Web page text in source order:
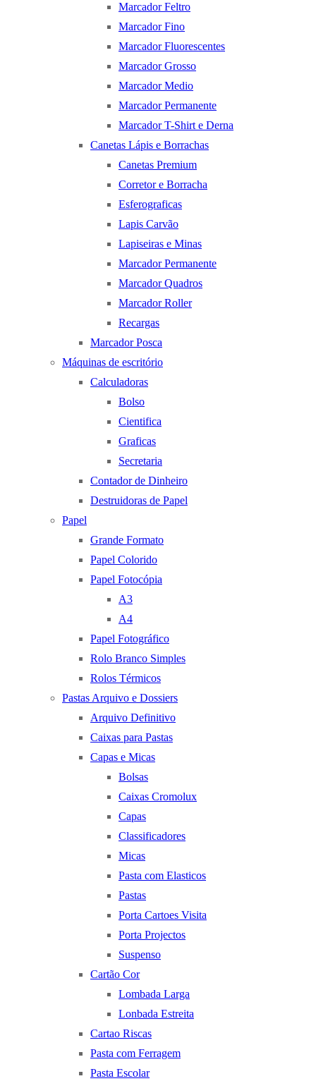
Marcador Feltro
Marcador Fino
Marcador Fluorescentes
Marcador Grosso
Marcador Medio
Marcador Permanente
Marcador T-Shirt e Derna
Canetas Lápis e Borrachas
Canetas Premium
Corretor e Borracha
Esferograficas
Lapis Carvão
Lapiseiras e Minas
Marcador Permanente
Marcador Quadros
Marcador Roller
Recargas
Marcador Posca
Máquinas de escritório
Calculadoras
Bolso
Cientifica
Graficas
Secretaria
Contador de Dinheiro
Destruidoras de Papel
Papel
Grande Formato
Papel Colorido
Papel Fotocópia
A3
A4
Papel Fotográfico
Rolo Branco Simples
Rolos Térmicos
Pastas Arquivo e Dossiers
Arquivo Definitivo
Caixas para Pastas
Capas e Micas
Bolsas
Caixas Cromolux
Capas
Classificadores
Micas
Pasta com Elasticos
Pastas
Porta Cartoes Visita
Porta Projectos
Suspenso
Cartão Cor
Lombada Larga
Lonbada Estreita
Cartao Riscas
Pasta com Ferragem
Pasta Escolar